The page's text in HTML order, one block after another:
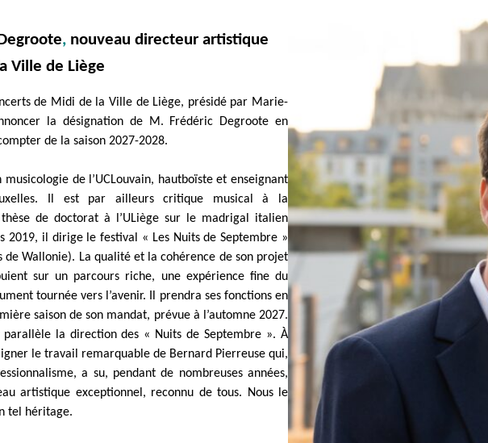
, nouveau directeur artistique
Ville de Liège
de Midi de la Ville de Liège, présidé par Marie-
la désignation de M. Frédéric Degroote en
de la saison 2027-2028.
de l’UCLouvain, hautboïste et enseignant
Il est par ailleurs critique musical à la
de doctorat à l’ULiège sur le madrigal italien
2019, il dirige le festival « Les Nuits de Septembre »
de Wallonie). La qualité et la cohérence de son projet
sur un parcours riche, une expérience fine du
tournée vers l’avenir. Il prendra ses fonctions en
saison de son mandat, prévue à l’automne 2027.
la direction des « Nuits de Septembre ». À
le travail remarquable de Bernard Pierreuse qui,
a su, pendant de nombreuses années,
artistique exceptionnel, reconnu de tous. Nous le
tel héritage.